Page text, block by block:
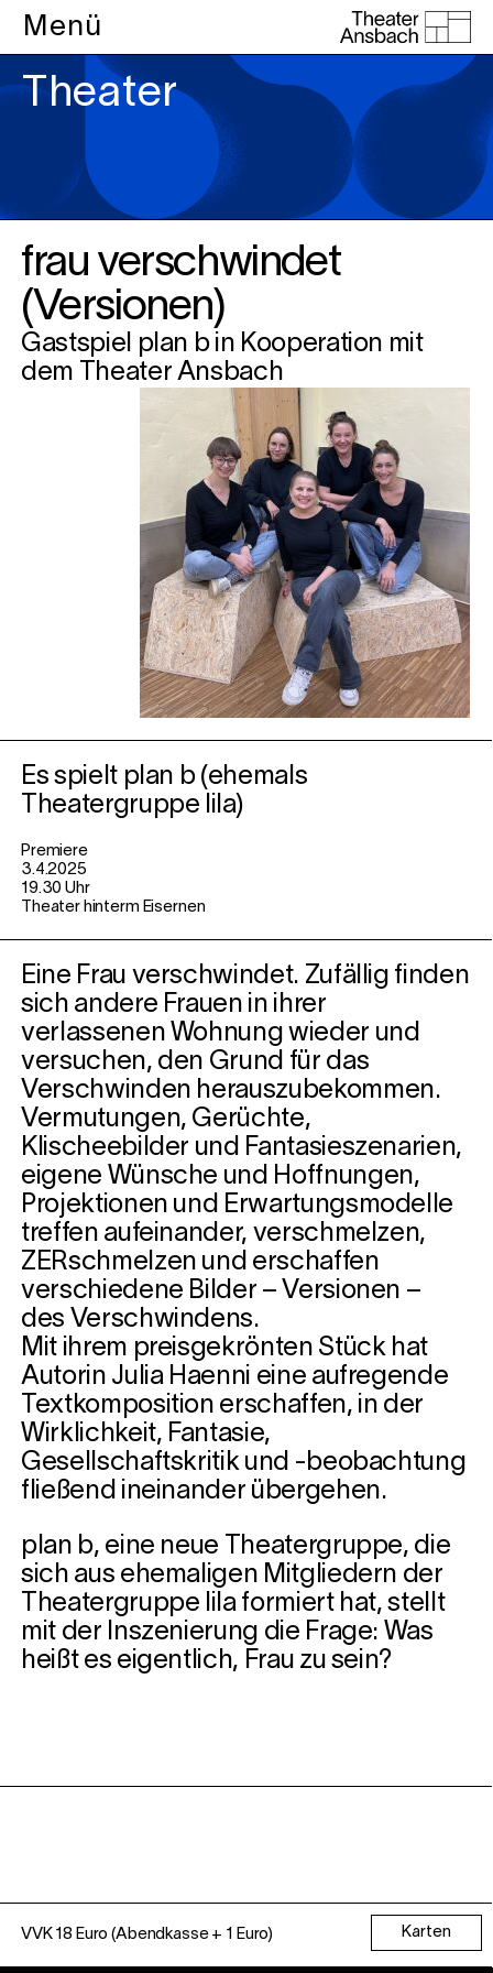
Menü
Theater
frau verschwindet
(Versionen)
Gastspiel plan b in Kooperation mit
dem Theater Ansbach
Es spielt plan b (ehemals
Theatergruppe lila)
Premiere
3.4.2025
19.30 Uhr
Theater hinterm Eisernen
Eine Frau verschwindet. Zufällig finden
sich andere Frauen in ihrer
verlassenen Wohnung wieder und
versuchen, den Grund für das
Verschwinden herauszubekommen.
Vermutungen, Gerüchte,
Klischeebilder und Fantasieszenarien,
eigene Wünsche und Hoffnungen,
Projektionen und Erwartungsmodelle
treffen aufeinander, verschmelzen,
ZERschmelzen und erschaffen
verschiedene Bilder – Versionen –
des Verschwindens.
Mit ihrem preisgekrönten Stück hat
Autorin Julia Haenni eine aufregende
Textkomposition erschaffen, in der
Wirklichkeit, Fantasie,
Gesellschaftskritik und -beobachtung
fließend ineinander übergehen.
plan b, eine neue Theatergruppe, die
sich aus ehemaligen Mitgliedern der
Theatergruppe lila formiert hat, stellt
mit der Inszenierung die Frage: Was
heißt es eigentlich, Frau zu sein?
VVK 18 Euro (Abendkasse + 1 Euro) Karten